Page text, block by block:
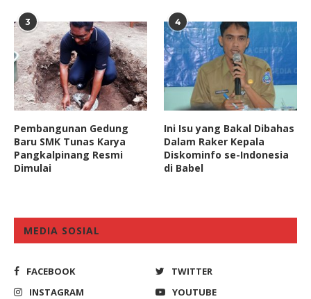
3
Pembangunan Gedung
Baru SMK Tunas Karya
Pangkalpinang Resmi
Dimulai
4
Ini Isu yang Bakal Dibahas
Dalam Raker Kepala
Diskominfo se-Indonesia
di Babel
MEDIA SOSIAL
FACEBOOK
TWITTER
INSTAGRAM
YOUTUBE